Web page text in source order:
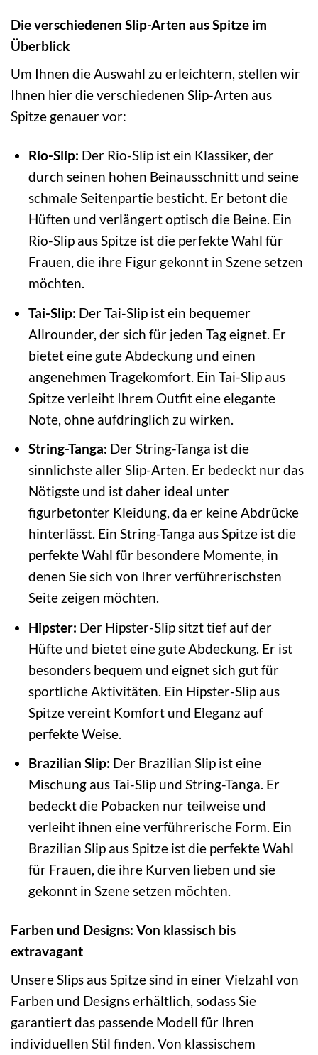
Die verschiedenen Slip-Arten aus Spitze im
Überblick
Um Ihnen die Auswahl zu erleichtern, stellen wir
Ihnen hier die verschiedenen Slip-Arten aus
Spitze genauer vor:
Rio-Slip: Der Rio-Slip ist ein Klassiker, der
durch seinen hohen Beinausschnitt und seine
schmale Seitenpartie besticht. Er betont die
Hüften und verlängert optisch die Beine. Ein
Rio-Slip aus Spitze ist die perfekte Wahl für
Frauen, die ihre Figur gekonnt in Szene setzen
möchten.
Tai-Slip: Der Tai-Slip ist ein bequemer
Allrounder, der sich für jeden Tag eignet. Er
bietet eine gute Abdeckung und einen
angenehmen Tragekomfort. Ein Tai-Slip aus
Spitze verleiht Ihrem Outfit eine elegante
Note, ohne aufdringlich zu wirken.
String-Tanga: Der String-Tanga ist die
sinnlichste aller Slip-Arten. Er bedeckt nur das
Nötigste und ist daher ideal unter
figurbetonter Kleidung, da er keine Abdrücke
hinterlässt. Ein String-Tanga aus Spitze ist die
perfekte Wahl für besondere Momente, in
denen Sie sich von Ihrer verführerischsten
Seite zeigen möchten.
Hipster: Der Hipster-Slip sitzt tief auf der
Hüfte und bietet eine gute Abdeckung. Er ist
besonders bequem und eignet sich gut für
sportliche Aktivitäten. Ein Hipster-Slip aus
Spitze vereint Komfort und Eleganz auf
perfekte Weise.
Brazilian Slip: Der Brazilian Slip ist eine
Mischung aus Tai-Slip und String-Tanga. Er
bedeckt die Pobacken nur teilweise und
verleiht ihnen eine verführerische Form. Ein
Brazilian Slip aus Spitze ist die perfekte Wahl
für Frauen, die ihre Kurven lieben und sie
gekonnt in Szene setzen möchten.
Farben und Designs: Von klassisch bis
extravagant
Unsere Slips aus Spitze sind in einer Vielzahl von
Farben und Designs erhältlich, sodass Sie
garantiert das passende Modell für Ihren
individuellen Stil finden. Von klassischem